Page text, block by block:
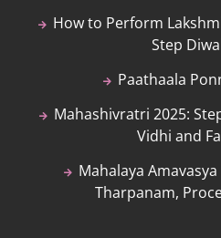
How to Perform
Step
Paathaala
Mahashivratri 2025:
Vidhi and
Mahalaya
Tharpanam,